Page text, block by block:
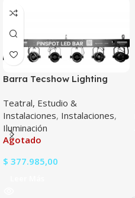
Barra Tecshow Lighting
Teatral, Estudio &
Instalaciones, Instalaciones,
Iluminación
Agotado
$ 377.985,00